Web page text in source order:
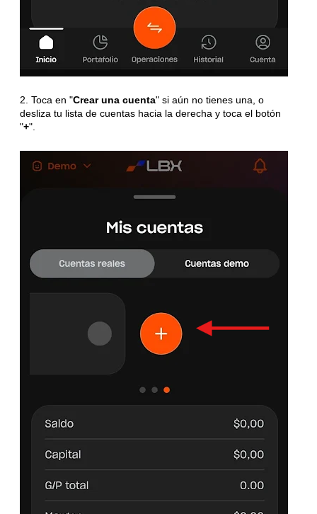
2. Toca en "Crear una cuenta" si aún no tienes una, o
desliza tu lista de cuentas hacia la derecha y toca el botón
"+".